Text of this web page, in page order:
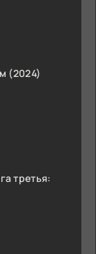
(2024)
третья: